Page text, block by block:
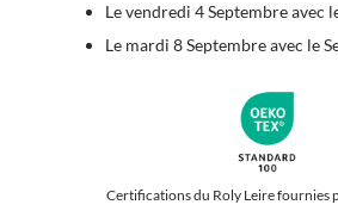
Le vendredi 4 Septembre avec
Le mardi 8 Septembre avec le
Certifications du Roly Leire fournies